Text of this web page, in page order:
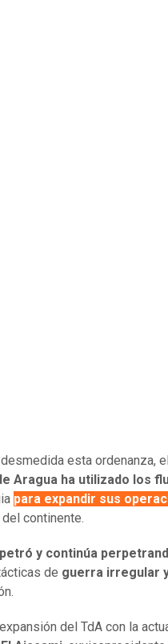
esta ordenanza,
Aragua ha utilizado los
para expandir sus
continente.
y continúa
de guerra irregular
del TdA con la